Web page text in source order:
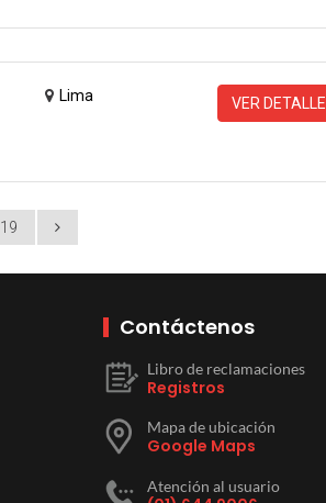
Lima VER DETALLE
19
Contáctenos
Libro de reclamaciones
Registros
Mapa de ubicación
Google Maps
Atención al usuario